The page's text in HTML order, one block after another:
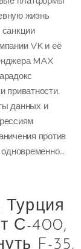
жизнь
VK и её
MAX
приватности.
данных и
против
Турция
С-400,
F-35,